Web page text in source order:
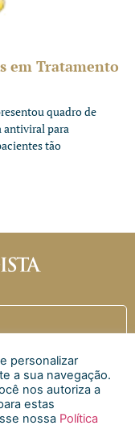
em Tratamento
quadro de
antiviral para
tão
personalizar
a sua navegação.
nos autoriza a
estas
nossa Política